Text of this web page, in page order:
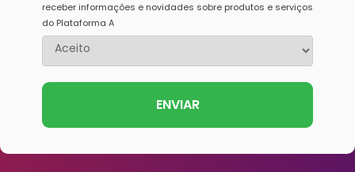
receber informações e novidades sobre produtos e serviços
do Plataforma A